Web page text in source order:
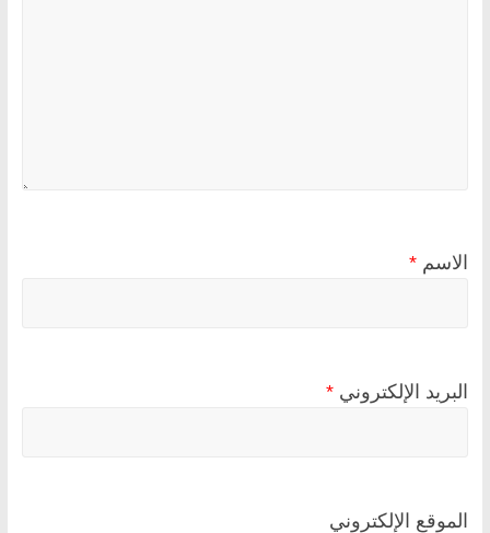
الاسم *
البريد الإلكتروني *
الموقع الإلكتروني